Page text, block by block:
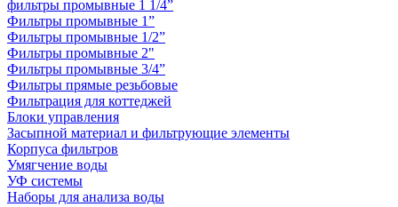
фильтры промывные 1 1/4”
Фильтры промывные 1”
Фильтры промывные 1/2”
Фильтры промывные 2"
Фильтры промывные 3/4”
Фильтры прямые резьбовые
Фильтрация для коттеджей
Блоки управления
Засыпной материал и фильтрующие элементы
Корпуса фильтров
Умягчение воды
УФ системы
Наборы для анализа воды